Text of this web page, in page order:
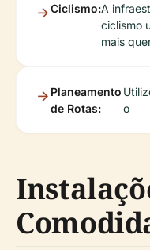
Ciclismo:A
ciclismo
mais
Planeamento
de Rotas:
o